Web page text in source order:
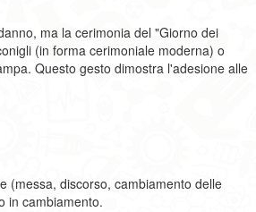
ma la cerimonia del "Giorno dei
(in forma cerimoniale moderna) o
Questo gesto dimostra l'adesione alle
(messa, discorso, cambiamento delle
in cambiamento.